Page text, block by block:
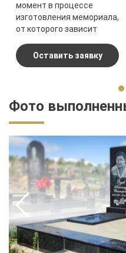
момент в процессе
изготовления мемориала,
от которого зависит
Оставить заявку
Фото